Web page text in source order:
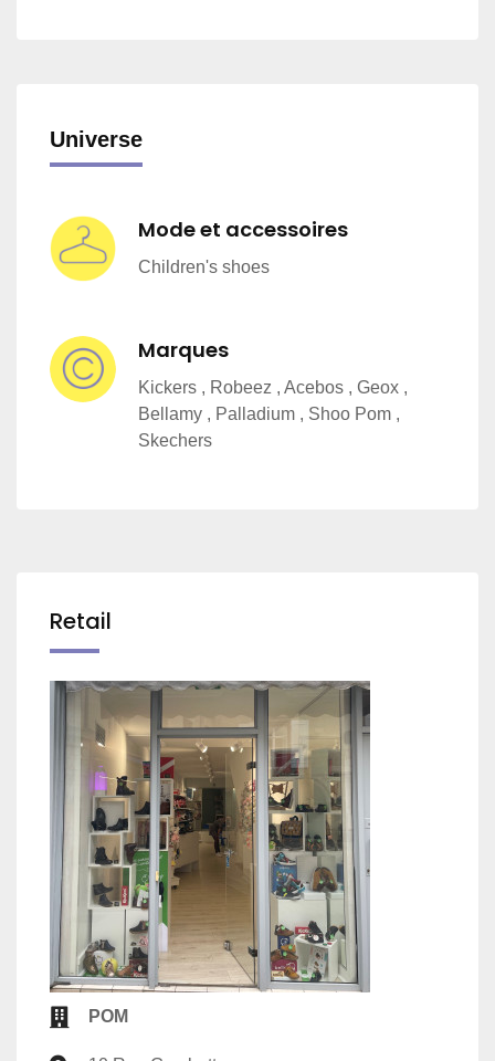
Universe
Mode et accessoires
Children's shoes
Marques
Kickers , Robeez , Acebos , Geox ,
Bellamy , Palladium , Shoo Pom ,
Skechers
Retail
POM